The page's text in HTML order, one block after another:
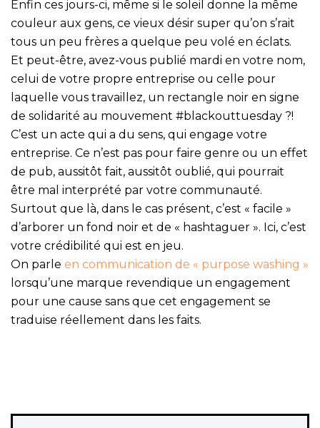
Enfin ces jours-ci, même si le soleil donne la même
couleur aux gens, ce vieux désir super qu’on s’rait
tous un peu frères a quelque peu volé en éclats.
Et peut-être, avez-vous publié mardi en votre nom,
celui de votre propre entreprise ou celle pour
laquelle vous travaillez, un rectangle noir en signe
de solidarité au mouvement #blackouttuesday ?!
C’est un acte qui a du sens, qui engage votre
entreprise. Ce n’est pas pour faire genre ou un effet
de pub, aussitôt fait, aussitôt oublié, qui pourrait
être mal interprété par votre communauté.
Surtout que là, dans le cas présent, c’est « facile »
d’arborer un fond noir et de « hashtaguer ». Ici, c’est
votre crédibilité qui est en jeu.
On parle en communication de « purpose washing »
lorsqu’une marque revendique un engagement
pour une cause sans que cet engagement se
traduise réellement dans les faits.